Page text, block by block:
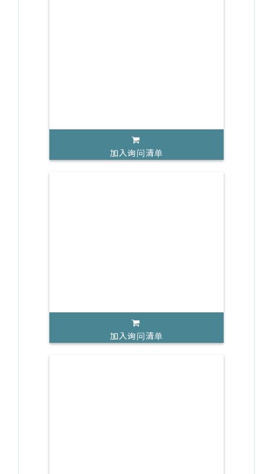
加入询问清单
加入询问清单